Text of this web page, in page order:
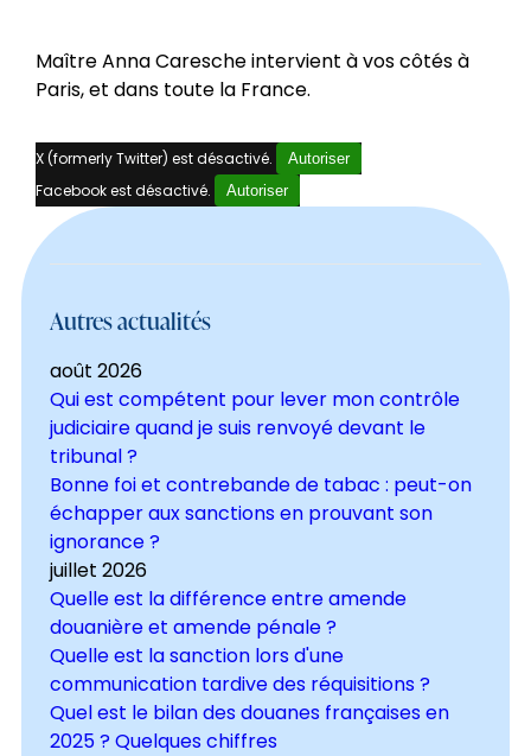
Maître Anna Caresche intervient à vos côtés à
Paris, et dans toute la France.
X (formerly Twitter) est désactivé. Autoriser
Facebook est désactivé. Autoriser
Autres actualités
août 2026
Qui est compétent pour lever mon contrôle
judiciaire quand je suis renvoyé devant le
tribunal ?
Bonne foi et contrebande de tabac : peut-on
échapper aux sanctions en prouvant son
ignorance ?
juillet 2026
Quelle est la différence entre amende
douanière et amende pénale ?
Quelle est la sanction lors d'une
communication tardive des réquisitions ?
Quel est le bilan des douanes françaises en
2025 ? Quelques chiffres